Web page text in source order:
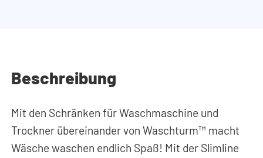
Beschreibung
Mit den Schränken für Waschmaschine und
Trockner übereinander von Waschturm™ macht
Wäsche waschen endlich Spaß! Mit der Slimline